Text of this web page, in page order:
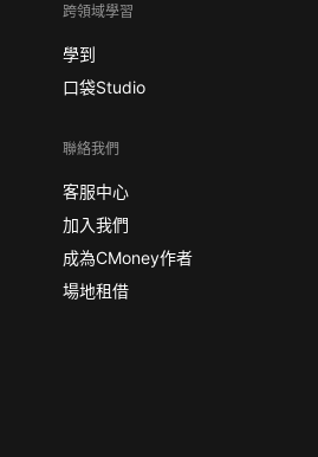
跨領域學習
學到
口袋Studio
聯絡我們
客服中心
加入我們
成為CMoney作者
場地租借